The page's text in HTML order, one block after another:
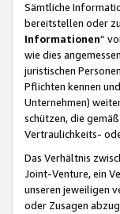
Sämtliche
bereitstellen oder
Informationen“
wie dies
juristischen
Pflichten kennen
Unternehmen)
schützen, die
Vertraulichkeits-
Das Verhältnis
Joint-Venture, ein
unseren jeweiligen
oder Zusagen